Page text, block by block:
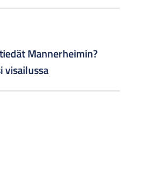
Mannerheimin?
visailussa